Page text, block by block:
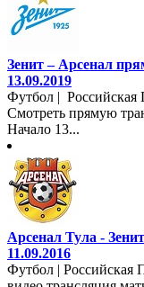
Зенит – Арсенал
13.09.2019
Футбол | Российская
Смотреть прямую
Начало 13...
Арсенал Тула -
11.09.2016
Футбол | Российская